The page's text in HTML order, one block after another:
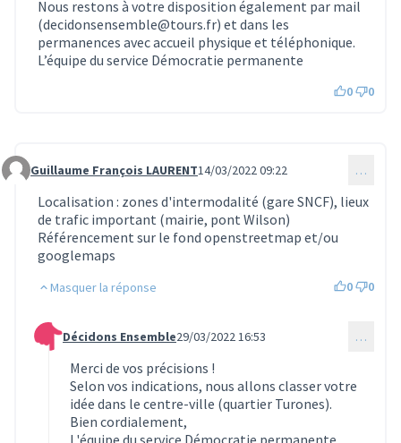
Nous restons à votre disposition également par mail
(decidonsensemble@tours.fr) et dans les
permanences avec accueil physique et téléphonique.
L’équipe du service Démocratie permanente
0 0
Commentaire 330
Guillaume François LAURENT14/03/2022 09:22 …
Localisation : zones d'intermodalité (gare SNCF), lieux
de trafic important (mairie, pont Wilson)
Référencement sur le fond openstreetmap et/ou
googlemaps
Masquer la réponse 0 0
Commentaire 491 (réponse au commentaire 330)
Décidons Ensemble29/03/2022 16:53 …
Merci de vos précisions !
Selon vos indications, nous allons classer votre
idée dans le centre-ville (quartier Turones).
Bien cordialement,
L'équipe du service Démocratie permanente